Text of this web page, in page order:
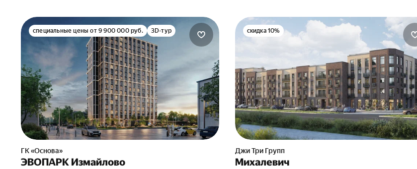
специальные цены от 9 900 000 руб. 3D-тур
ГК «Основа»
ЭВОПАРК Измайлово
скидка 10%
Джи Три Групп
Михалевич